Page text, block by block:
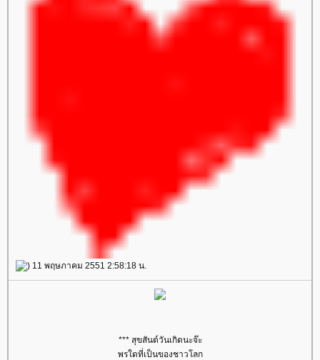
) 11 พฤษภาคม 2551 2:58:18 น.
*** สุขสันต์วันเกิดนะจ๊ะ
พรใดที่เป็นของชาวโลก